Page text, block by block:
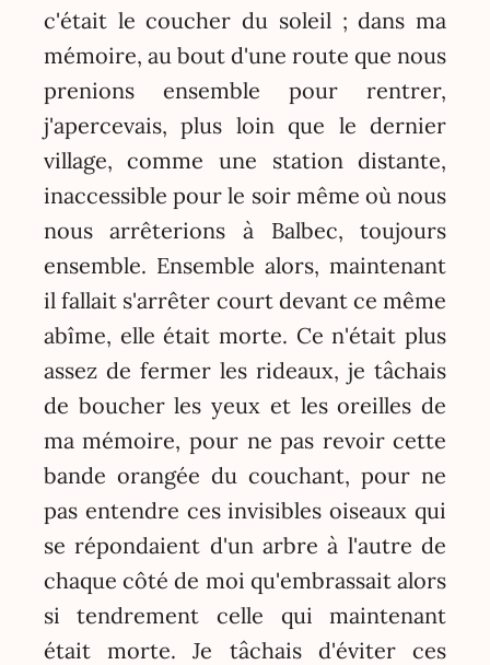
c'était le coucher du soleil ; dans ma
mémoire, au bout d'une route que nous
prenions ensemble pour rentrer,
j'apercevais, plus loin que le dernier
village, comme une station distante,
inaccessible pour le soir même où nous
nous arrêterions à Balbec, toujours
ensemble. Ensemble alors, maintenant
il fallait s'arrêter court devant ce même
abîme, elle était morte. Ce n'était plus
assez de fermer les rideaux, je tâchais
de boucher les yeux et les oreilles de
ma mémoire, pour ne pas revoir cette
bande orangée du couchant, pour ne
pas entendre ces invisibles oiseaux qui
se répondaient d'un arbre à l'autre de
chaque côté de moi qu'embrassait alors
si tendrement celle qui maintenant
était morte. Je tâchais d'éviter ces